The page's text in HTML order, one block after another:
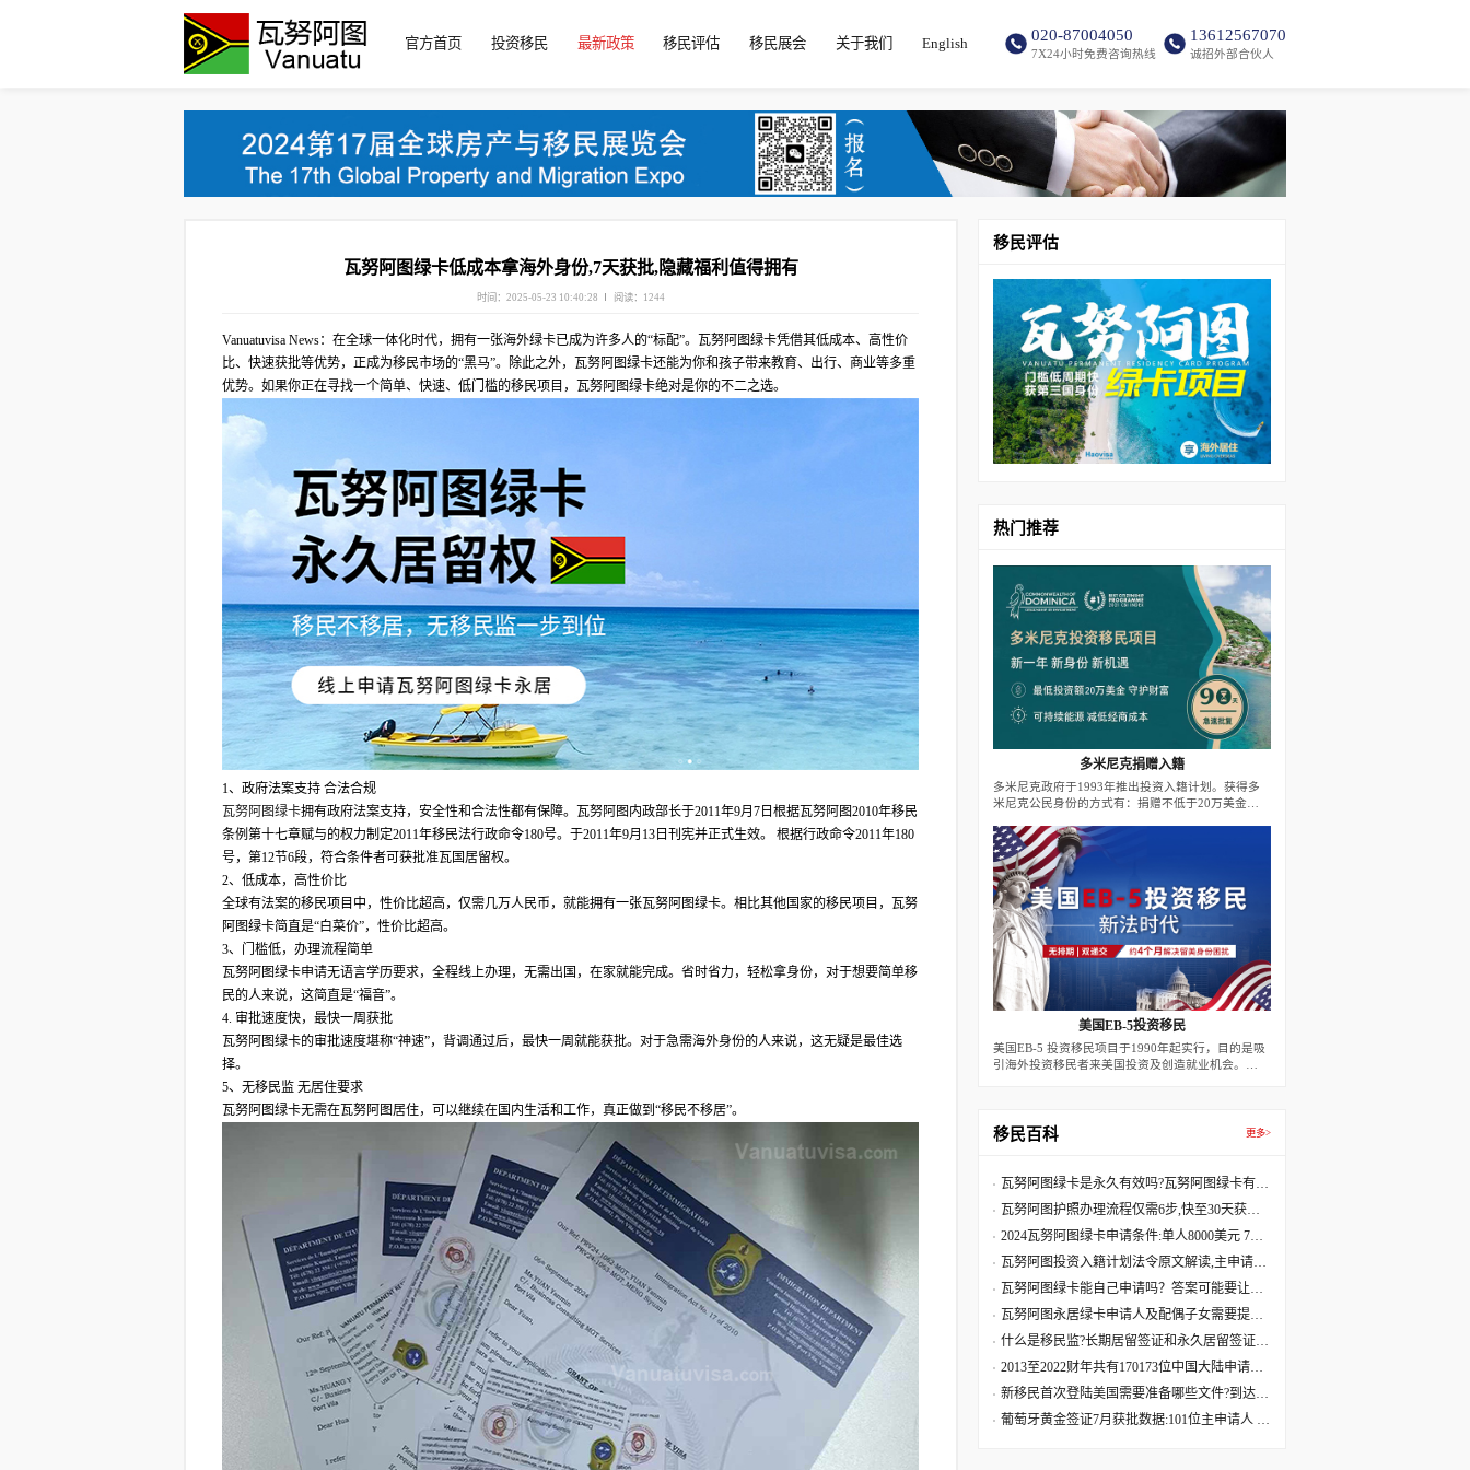
官方首页 投资移民 最新政策 移民评估 移民展会 关于我们 English 020-87004050
7X24小时免费咨询热线
13612567070
诚招外部合伙人
瓦努阿图绿卡低成本拿海外身份,7天获批,隐藏福利值得拥有
时间：2025-05-23 10:40:28 阅读：1244
Vanuatuvisa News：在全球一体化时代，拥有一张海外绿卡已成为许多人的“标配”。瓦努阿图绿卡凭借其低成本、高性价
比、快速获批等优势，正成为移民市场的“黑马”。除此之外，瓦努阿图绿卡还能为你和孩子带来教育、出行、商业等多重
优势。如果你正在寻找一个简单、快速、低门槛的移民项目，瓦努阿图绿卡绝对是你的不二之选。
1、政府法案支持 合法合规
瓦努阿图绿卡拥有政府法案支持，安全性和合法性都有保障。瓦努阿图内政部长于2011年9月7日根据瓦努阿图2010年移民
条例第十七章赋与的权力制定2011年移民法行政命令180号。于2011年9月13日刊宪并正式生效。 根据行政命令2011年180
号，第12节6段，符合条件者可获批准瓦国居留权。
2、低成本，高性价比
全球有法案的移民项目中，性价比超高，仅需几万人民币，就能拥有一张瓦努阿图绿卡。相比其他国家的移民项目，瓦努
阿图绿卡简直是“白菜价”，性价比超高。
3、门槛低，办理流程简单
瓦努阿图绿卡申请无语言学历要求，全程线上办理，无需出国，在家就能完成。省时省力，轻松拿身份，对于想要简单移
民的人来说，这简直是“福音”。
4. 审批速度快，最快一周获批
瓦努阿图绿卡的审批速度堪称“神速”，背调通过后，最快一周就能获批。对于急需海外身份的人来说，这无疑是最佳选
择。
5、无移民监 无居住要求
瓦努阿图绿卡无需在瓦努阿图居住，可以继续在国内生活和工作，真正做到“移民不移居”。
移民评估
热门推荐
多米尼克捐赠入籍
多米尼克政府于1993年推出投资入籍计划。获得多
米尼克公民身份的方式有：捐赠不低于20万美金至
产项目。
美国EB-5投资移民
美国EB-5 投资移民项目于1990年起实行，目的是吸
引海外投资移民者来美国投资及创造就业机会。
工人就业机会，即可获发二年期的有条件移民签证。
二年届满前90天，若移民投资者的投资行为满足10
移除，而成为永久居民。
移民百科 更多>
瓦努阿图绿卡是永久有效吗?瓦努阿图绿卡有效
期是多久?
瓦努阿图护照办理流程仅需6步,快至30天获批
60天收到原件
2024瓦努阿图绿卡申请条件:单人8000美元 7天
获批三周拿卡
瓦努阿图投资入籍计划法令原文解读,主申请人
捐献8万美元起
瓦努阿图绿卡能自己申请吗？答案可能要让您
失望了
瓦努阿图永居绿卡申请人及配偶子女需要提供
资料最全清单
什么是移民监?长期居留签证和永久居留签证有
什么区别?
2013至2022财年共有170173位中国大陆申请人
移民美国
新移民首次登陆美国需要准备哪些文件?到达美
国机场流程
葡萄牙黄金签证7月获批数据:101位主申请人 美